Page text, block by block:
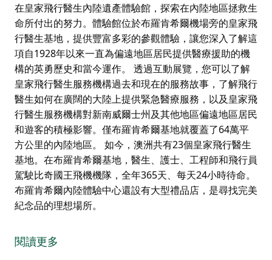
在皇家飛行醫生內陸遺產體驗館，探索在內陸地區拯救生
命所付出的努力。體驗館位於布羅肯希爾機場旁的皇家飛
行醫生基地，提供豐富多彩的參觀體驗，讓您深入了解這
項自1928年以來一直為偏遠地區居民提供醫療援助的機
構的英勇歷史和當今運作。 透過互動展覽，您可以了解
皇家飛行醫生服務機構過去和現在的服務故事，了解飛行
醫生如何在廣闊的大陸上提供緊急醫療服務，以及皇家飛
行醫生服務機構對新南威爾士州及其他地區偏遠地區居民
和遊客的積極影響。僅布羅肯希爾基地就覆蓋了64萬平
方公里的內陸地區。 如今，澳洲共有23個皇家飛行醫生
基地。在布羅肯希爾基地，醫生、護士、工程師和飛行員
駕駛比奇國王飛機機隊，全年365天、每天24小時待命。
布羅肯希爾內陸體驗中心還設有大型禮品店，是尋找完美
紀念品的理想場所。
命所付出的努力。體驗館位於布羅肯希爾機場旁的皇家飛
行醫生基地，提供豐富多彩的參觀體驗，讓您深入了解這
閱讀更多